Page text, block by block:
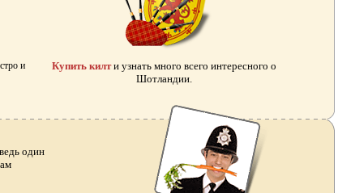
и
Купить килти узнать много всего интересного о
Шотландии.
один